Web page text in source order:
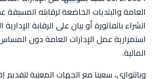
العامة والبلديات الخاضعة لرقابته
الشراء بالفاتورة أو بيان على الرقابة
استمرارية عمل الإدارات العامة دون المساس
المالية.
وبالتوازي، سعينا مع الجهات المعنية